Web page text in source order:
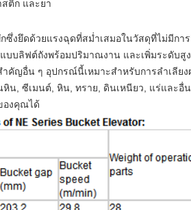
ติก และยา
ซึ่งยึดด้วยแรงฉุดที่สม่ำเสมอในวัสดุที่ไม่มีกา
บลิฟต์ถังพร้อมปริมาณงาน และเพิ่มระดับสูง
คัญอื่น ๆ อุปกรณ์นี้เหมาะสำหรับการลำเลียง
น, ซีเมนต์, หิน, ทราย, ดินเหนียว, แร่และอื่
องคุณได้